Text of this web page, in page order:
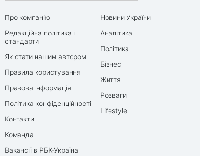
Про компанію
Редакційна політика і
стандарти
Як стати нашим автором
Правила користування
Правова інформація
Політика конфіденційності
Контакти
Команда
Вакансії в РБК-Україна
Новини України
Аналітика
Політика
Бізнес
Життя
Розваги
Lifestyle